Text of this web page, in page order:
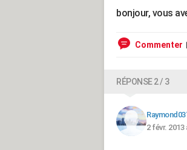
bonjour, vous
Commenter
RÉPONSE 2 / 3
2 févr. 2013